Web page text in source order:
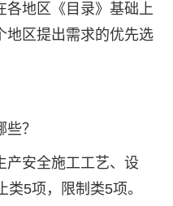
各地区《目录》基础上
地区提出需求的优先选
？
产安全施工工艺、设
5项，限制类5项。